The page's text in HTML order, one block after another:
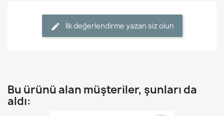
İlk değerlendirme yazan siz olun
Bu ürünü alan müşteriler, şunları da
aldı: